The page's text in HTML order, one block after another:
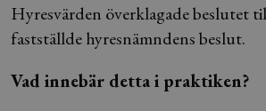
Hyresvärden överklagade beslutet
fastställde hyresnämndens beslut.
Vad innebär detta i praktiken?